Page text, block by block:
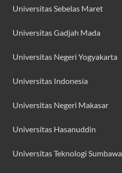
Universitas Sebelas Maret
Universitas Gadjah Mada
Universitas Negeri Yogyakarta
Universitas Indonesia
Universitas Negeri Makasar
Universitas Hasanuddin
Universitas Teknologi Sumbawa